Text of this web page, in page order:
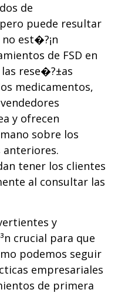
de
puede resultar
est�?¡n
de FSD en
rese�?±as
medicamentos,
y ofrecen
sobre los
anteriores.
tener los clientes
al consultar las
y
crucial para que
podemos seguir
empresariales
de primera